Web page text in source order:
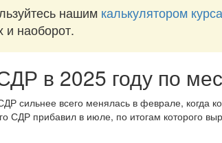
нашим калькулятором
и наоборот.
в 2025 году по
сильнее всего менялась в феврале, когда
СДР прибавил в июле, по итогам которого